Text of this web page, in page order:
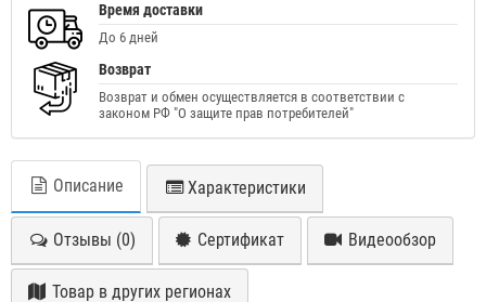
Время доставки
До 6 дней
Возврат
Возврат и обмен осуществляется в соответствии с
законом РФ "О защите прав потребителей"
Описание Характеристики
Отзывы (0) Сертификат Видеообзор
Товар в других регионах